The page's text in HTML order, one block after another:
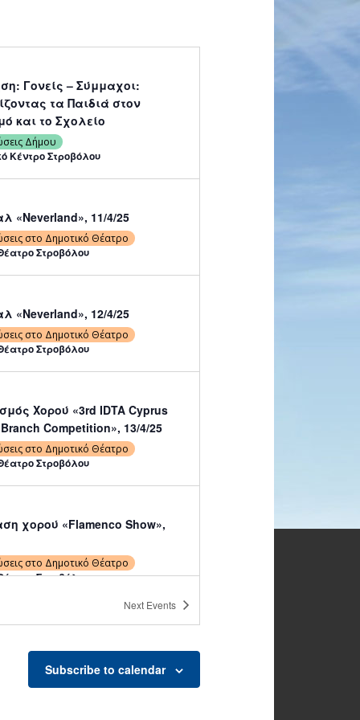
Γονείς – Σύμμαχοι:
τα Παιδιά στον
και το Σχολείο
Δήμου
Κέντρο Στροβόλου
«Neverland», 11/4/25
στο Δημοτικό Θέατρο
Στροβόλου
«Neverland», 12/4/25
στο Δημοτικό Θέατρο
Στροβόλου
Χορού «3rd IDTA Cyprus
Competition», 13/4/25
στο Δημοτικό Θέατρο
Στροβόλου
χορού «Flamenco Show»,
στο Δημοτικό Θέατρο
Στροβόλου
Ιερό Ναό Απ. Μάρκου
Στροβόλου, 16:00-19:30
Next Events
Subscribe to calendar